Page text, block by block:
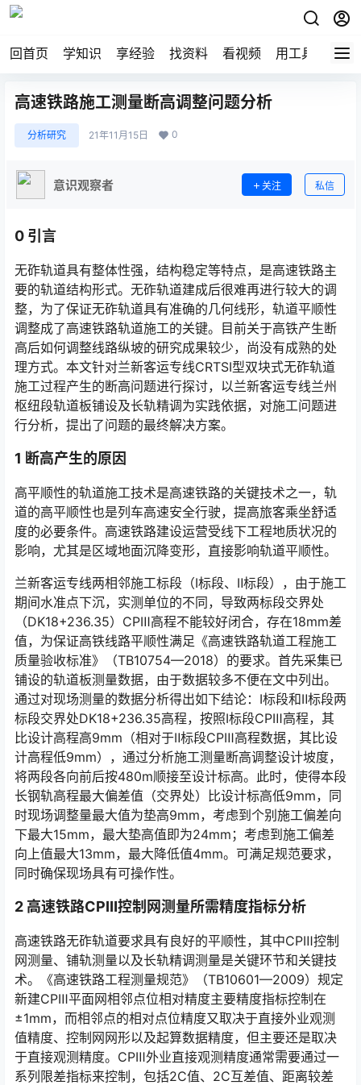
回首页 学知识 享经验 找资料 看视频 用工具 论技
高速铁路施工测量断高调整问题分析
分析研究 21年11月15日 0
意识观察者 关注 私信
0 引言
无砟轨道具有整体性强，结构稳定等特点，是高速铁路主
要的轨道结构形式。无砟轨道建成后很难再进行较大的调
整，为了保证无砟轨道具有准确的几何线形，轨道平顺性
调整成了高速铁路轨道施工的关键。目前关于高铁产生断
高后如何调整线路纵坡的研究成果较少，尚没有成熟的处
理方式。本文针对兰新客运专线CRTSⅠ型双块式无砟轨道
施工过程产生的断高问题进行探讨，以兰新客运专线兰州
枢纽段轨道板铺设及长轨精调为实践依据，对施工问题进
行分析，提出了问题的最终解决方案。󠅅󠅃󠄵󠅂󠄪󠇖󠆨󠆨󠇕󠆞󠆒󠅬󠇘󠆭󠆘󠇙󠆝󠅵󠇗󠆭󠆁󠄐󠇗󠅹󠅸󠇖󠆍󠅳󠇖󠅹󠅰󠇖󠆌󠅹
1 断高产生的原因
高平顺性的轨道施工技术是高速铁路的关键技术之一，轨
道的高平顺性也是列车高速安全行驶，提高旅客乘坐舒适
度的必要条件。高速铁路建设运营受线下工程地质状况的
影响，尤其是区域地面沉降变形，直接影响轨道平顺性。󠅅󠅃󠄵󠅂󠄪󠇖󠆨󠆨󠇕󠆞󠆒󠅬󠇘󠆭󠆘󠇙󠆝󠅵󠇗󠆭󠆁󠄐󠇗󠅹󠅸󠇖󠆍󠅳󠇖󠅹󠅰󠇖󠆌󠅹
兰新客运专线两相邻施工标段（Ⅰ标段、Ⅱ标段），由于施工
期间水准点下沉，实测单位的不同，导致两标段交界处
（DK18+236.35）CPⅢ高程不能较好闭合，存在18mm差
值，为保证高铁线路平顺性满足《高速铁路轨道工程施工
质量验收标准》（TB10754—2018）的要求。首先采集已
铺设的轨道板测量数据，由于数据较多不便在文中列出。
通过对现场测量的数据分析得出如下结论：Ⅰ标段和Ⅱ标段两
标段交界处DK18+236.35高程，按照Ⅰ标段CPⅢ高程，其
比设计高程高9mm（相对于Ⅱ标段CPⅢ高程数据，其比设
计高程低9mm），通过分析施工测量断高调整设计坡度，
将两段各向前后按480m顺接至设计标高。此时，使得本段
长钢轨高程最大偏差值（交界处）比设计标高低9mm，同
时现场调整量最大值为垫高9mm，考虑到个别施工偏差向
下最大15mm，最大垫高值即为24mm；考虑到施工偏差
向上值最大13mm，最大降低值4mm。可满足规范要求，
同时确保现场具有可操作性。󠅅󠅃󠄵󠅂󠄪󠇖󠆨󠆨󠇕󠆞󠆒󠅬󠇘󠆭󠆘󠇙󠆝󠅵󠇗󠆭󠆁󠄐󠇗󠅹󠅸󠇖󠆍󠅳󠇖󠅹󠅰󠇖󠆌󠅹
2 高速铁路CPⅢ控制网测量所需精度指标分析
高速铁路无砟轨道要求具有良好的平顺性，其中CPⅢ控制
网测量、铺轨测量以及长轨精调测量是关键环节和关键技
术。《高速铁路工程测量规范》（TB10601—2009）规定
新建CPⅢ平面网相邻点位相对精度主要精度指标控制在
±1mm，而相邻点的相对点位精度又取决于直接外业观测
值精度、控制网网形以及起算数据精度，但主要还是取决
于直接观测精度。CPⅢ外业直接观测精度通常需要通过一
系列限差指标来控制，包括2C值、2C互差值、距离较差